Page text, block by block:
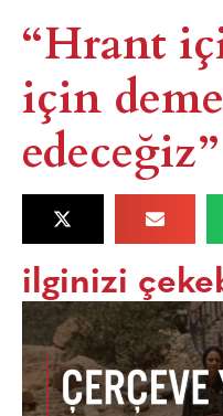
“Hrant
için
edeceğiz”
ilginizi